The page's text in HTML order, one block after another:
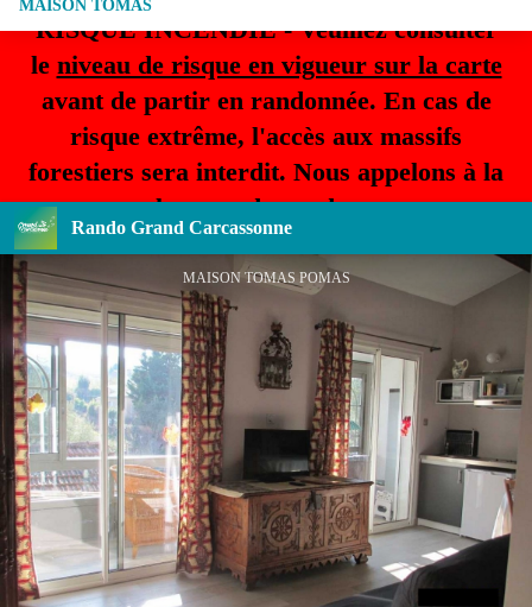
RISQUE INCENDIE - Veuillez consulter
le niveau de risque en vigueur sur la carte
avant de partir en randonnée. En cas de
risque extrême, l'accès aux massifs
forestiers sera interdit. Nous appelons à la
plus grande prudence.
Rando Grand Carcassonne
MAISON TOMAS
MAISON TOMAS POMAS